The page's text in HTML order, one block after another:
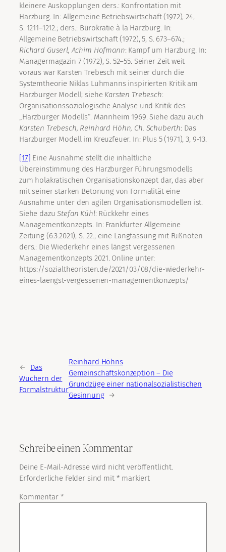
kleinere Auskopplungen ders.: Konfrontation mit
Harzburg. In: Allgemeine Betriebswirtschaft (1972), 24,
S. 1211–1212.; ders.: Bürokratie à la Harzburg. In:
Allgemeine Betriebswirtschaft (1972), 5, S. 673–674.;
Richard Guserl, Achim Hofmann: Kampf um Harzburg. In:
Managermagazin 7 (1972), S. 52–55. Seiner Zeit weit
voraus war Karsten Trebesch mit seiner durch die
Systemtheorie Niklas Luhmanns inspirierten Kritik am
Harzburger Modell; siehe Karsten Trebesch:
Organisationssoziologische Analyse und Kritik des
„Harzburger Modells“. Mannheim 1969. Siehe dazu auch
Karsten Trebesch, Reinhard Höhn, Ch. Schuberth: Das
Harzburger Modell im Kreuzfeuer. In: Plus 5 (1971), 3, 9-13.
[17] Eine Ausnahme stellt die inhaltliche
Übereinstimmung des Harzburger Führungsmodells
zum holakratischen Organisationskonzept dar, das aber
mit seiner starken Betonung von Formalität eine
Ausnahme unter den agilen Organisationsmodellen ist.
Siehe dazuStefan Kühl: Rückkehr eines
Managementkonzepts. In: Frankfurter Allgemeine
Zeitung (6.3.2021), S. 22.; eine Langfassung mit Fußnoten
ders.: Die Wiederkehr eines längst vergessenen
Managementkonzepts 2021. Online unter:
https://sozialtheoristen.de/2021/03/08/die-wiederkehr-
eines-laengst-vergessenen-managementkonzepts/
←
Das
Wuchern der
Formalstruktur
Reinhard Höhns
Gemeinschaftskonzeption – Die
Grundzüge einer nationalsozialistischen
Gesinnung →
Schreibe einen Kommentar
Deine E-Mail-Adresse wird nicht veröffentlicht.
Erforderliche Felder sind mit * markiert
Kommentar *